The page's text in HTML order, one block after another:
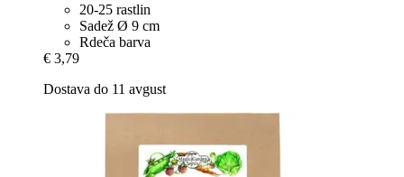
20-25 rastlin
Sadež Ø 9 cm
Rdeča barva
€ 3,79
Dostava do 11 avgust